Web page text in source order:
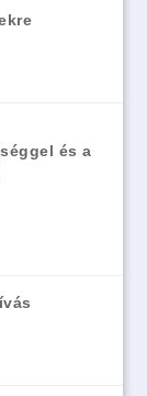
és a